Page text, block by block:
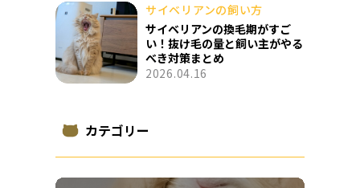
サイベリアンの飼い方
サイベリアンの換毛期がすご
い！抜け毛の量と飼い主がやる
べき対策まとめ
2026.04.16
カテゴリー